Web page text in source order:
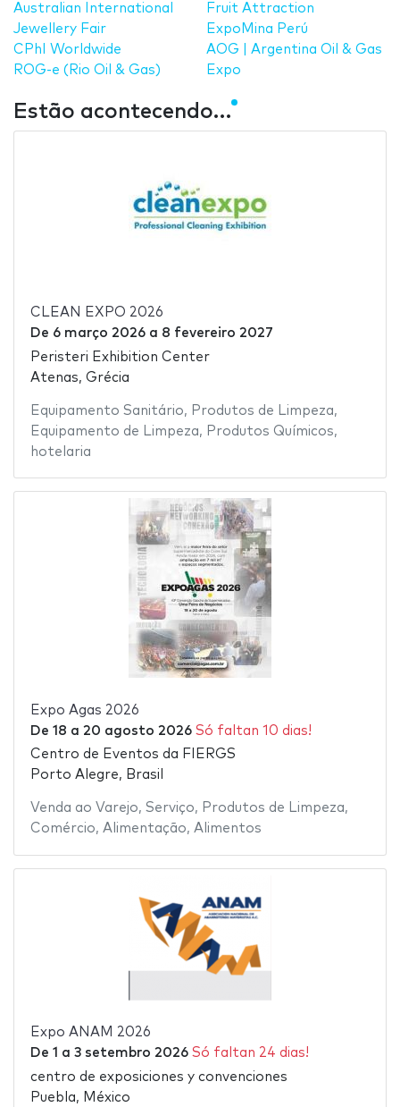
Australian International
Jewellery Fair
CPhI Worldwide
ROG-e (Rio Oil & Gas)
Fruit Attraction
ExpoMina Perú
AOG | Argentina Oil & Gas
Expo
Estão acontecendo…
CLEAN EXPO 2026
De 6 março 2026a 8 fevereiro 2027
Peristeri Exhibition Center
Atenas, Grécia
Equipamento Sanitário, Produtos de Limpeza,
Equipamento de Limpeza, Produtos Químicos,
hotelaria
Expo Agas 2026
De 18 a 20 agosto 2026 Só faltan 10 dias!
Centro de Eventos da FIERGS
Porto Alegre, Brasil
Venda ao Varejo, Serviço, Produtos de Limpeza,
Comércio, Alimentação, Alimentos
Expo ANAM 2026
De 1 a 3 setembro 2026 Só faltan 24 dias!
centro de exposiciones y convenciones
Puebla, México